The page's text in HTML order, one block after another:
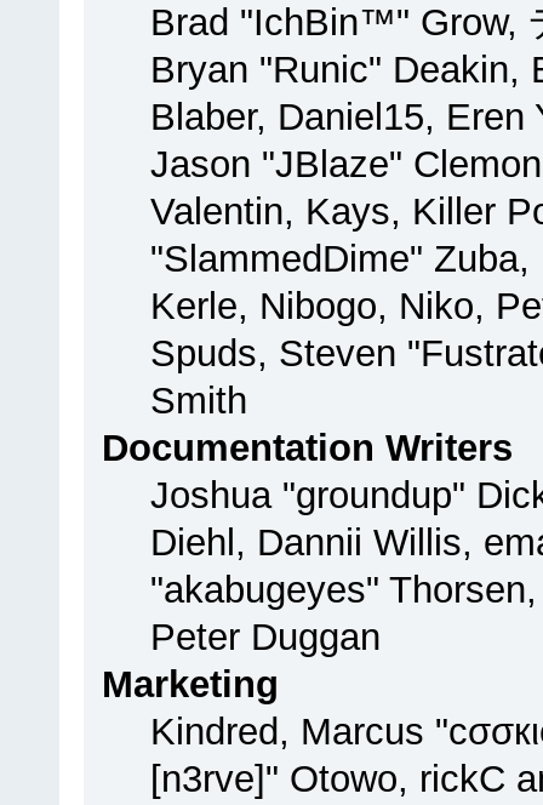
Brad "IchBin™" Grow,
Bryan "Runic" Deakin,
Blaber, Daniel15,
Jason "JBlaze"
Valentin, Kays, Killer
"SlammedDime"
Kerle, Nibogo, Niko,
Spuds, Steven
Smith
Documentation Writers
Joshua "groundup"
Diehl, Dannii Willis,
"akabugeyes"
Peter Duggan
Marketing
Kindred, Marcus
[n3rve]" Otowo, rickC